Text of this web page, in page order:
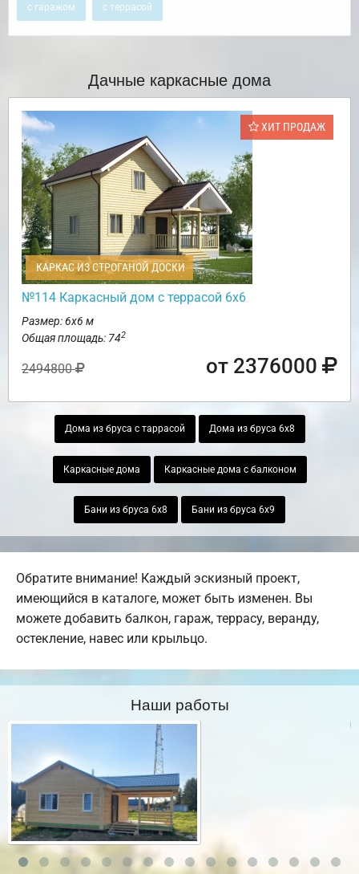
с гаражом с террасой
Дачные каркасные дома
ХИТ ПРОДАЖ
КАРКАС ИЗ СТРОГАНОЙ ДОСКИ
№114 Каркасный дом с террасой 6х6
Размер: 6х6 м
Общая площадь: 742
2494800 от 2376000
Дома из бруса с таррасой Дома из бруса 6х8
Каркасные дома Каркасные дома с балконом
Бани из бруса 6х8 Бани из бруса 6х9
Обратите внимание! Каждый эскизный проект,
имеющийся в каталоге, может быть изменен. Вы
можете добавить балкон, гараж, террасу, веранду,
остекление, навес или крыльцо.
Наши работы